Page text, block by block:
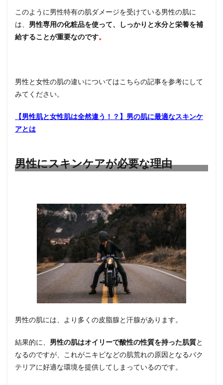
で終
わら
は朝
する
か？
夜す
るべ
7
まと
このように男性特有の肌ダメージを受けている男性の肌に
は、 男性専用の化粧品を使って、しっかりと水分と栄養を補
給することが重要なのです。
男性と女性の肌の違いについてはこちらの記事を参考にして
みてください。
【男性肌と女性肌は全然違う！？】男の肌に最適なスキンケ
アとは
男性にスキンケアが必要な理由
男性の肌には、より多くの皮脂腺と汗腺があります。
結果的に、 男性の肌はオイリーで酸性の性質を持った肌質と
なるのですが、これがニキビなどの肌荒れの原因となるバク
テリアに好適な環境を提供してしまっているのです。